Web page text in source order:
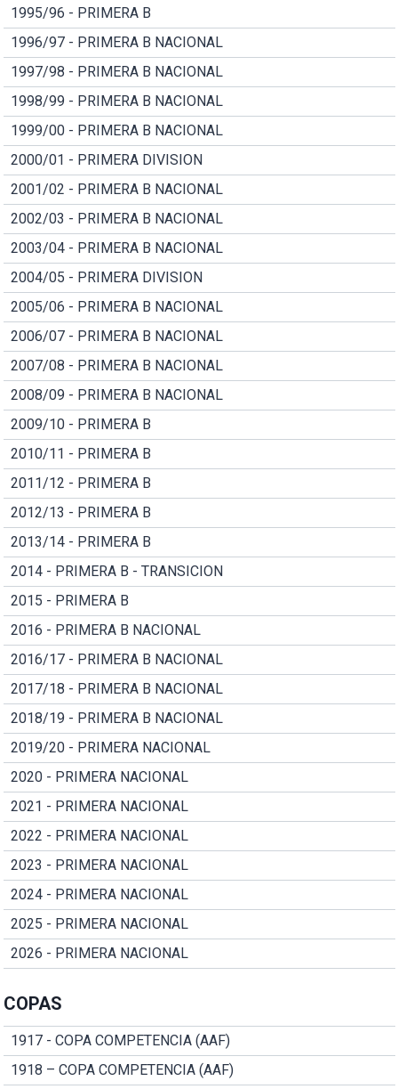
1995/96 - PRIMERA B
1996/97 - PRIMERA B NACIONAL
1997/98 - PRIMERA B NACIONAL
1998/99 - PRIMERA B NACIONAL
1999/00 - PRIMERA B NACIONAL
2000/01 - PRIMERA DIVISION
2001/02 - PRIMERA B NACIONAL
2002/03 - PRIMERA B NACIONAL
2003/04 - PRIMERA B NACIONAL
2004/05 - PRIMERA DIVISION
2005/06 - PRIMERA B NACIONAL
2006/07 - PRIMERA B NACIONAL
2007/08 - PRIMERA B NACIONAL
2008/09 - PRIMERA B NACIONAL
2009/10 - PRIMERA B
2010/11 - PRIMERA B
2011/12 - PRIMERA B
2012/13 - PRIMERA B
2013/14 - PRIMERA B
2014 - PRIMERA B - TRANSICION
2015 - PRIMERA B
2016 - PRIMERA B NACIONAL
2016/17 - PRIMERA B NACIONAL
2017/18 - PRIMERA B NACIONAL
2018/19 - PRIMERA B NACIONAL
2019/20 - PRIMERA NACIONAL
2020 - PRIMERA NACIONAL
2021 - PRIMERA NACIONAL
2022 - PRIMERA NACIONAL
2023 - PRIMERA NACIONAL
2024 - PRIMERA NACIONAL
2025 - PRIMERA NACIONAL
2026 - PRIMERA NACIONAL
COPAS
1917 - COPA COMPETENCIA (AAF)
1918 – COPA COMPETENCIA (AAF)